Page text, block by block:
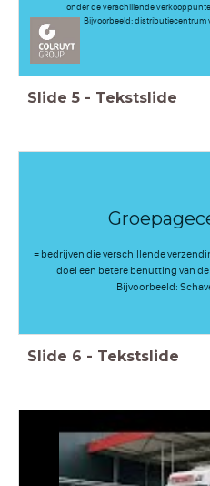
onder de verschillende
Bijvoorbeeld: distributiecentrum
Slide 5 - Tekstslide
= bedrijven die verschillende
doel een betere benutting van
Bijvoorbeeld:
Slide 6 - Tekstslide